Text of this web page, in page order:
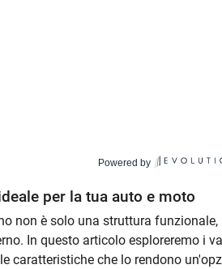
Powered by
per la tua auto e moto
non è solo una struttura
In questo articolo esploreremo i
caratteristiche che lo rendono